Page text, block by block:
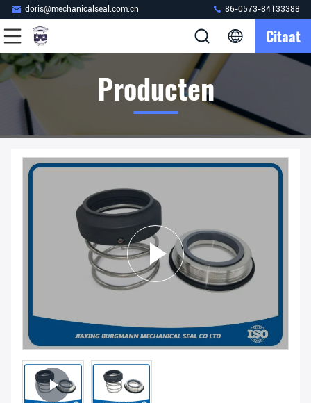
doris@mechanicalseal.com.cn 86-0573-84133388
Citaat
Producten